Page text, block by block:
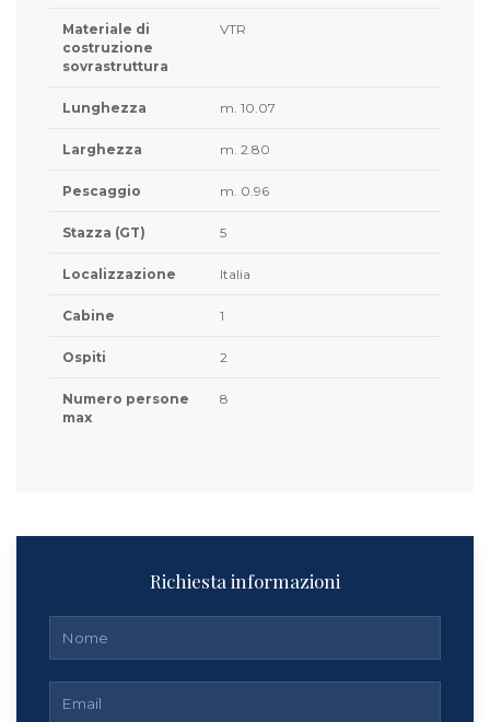
Materiale di
costruzione
sovrastruttura
VTR
Lunghezza m. 10.07
Larghezza m. 2.80
Pescaggio m. 0.96
Stazza (GT) 5
Localizzazione Italia
Cabine 1
Ospiti 2
Numero persone
max
8
Richiesta informazioni